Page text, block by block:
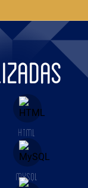
HTML
MYSQL